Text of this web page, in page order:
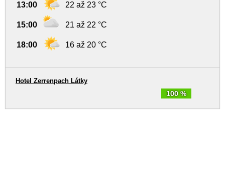
13:00 22 až 23 °C
15:00 21 až 22 °C
18:00 16 až 20 °C
100 %
Hotel Zerrenpach Látky